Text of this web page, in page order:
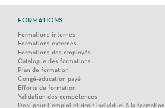
FORMATIONS
Formations internes
Formations externes
Formations des employés
Catalogue des formations
Plan de formation
Congé-éducation payé
Efforts de formation
Validation des compétences
Deal pour l’emploi et droit individuel à la formation